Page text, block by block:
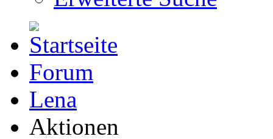
Forum
Lena
Aktionen